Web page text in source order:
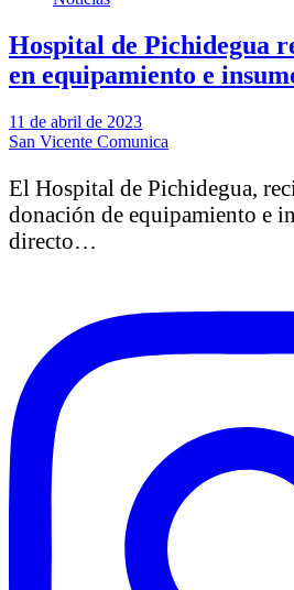
Hospital de Pichidegua
en equipamiento e
11 de abril de 2023
San Vicente Comunica
El Hospital de Pichidegua,
donación de equipamiento e
directo…